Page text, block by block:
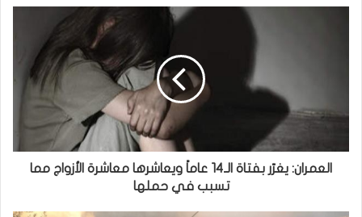
العمران: يغرّر بفتاة الـ14 عاماً ويعاشرها معاشرة الأزواج مما
تسبب في حملها